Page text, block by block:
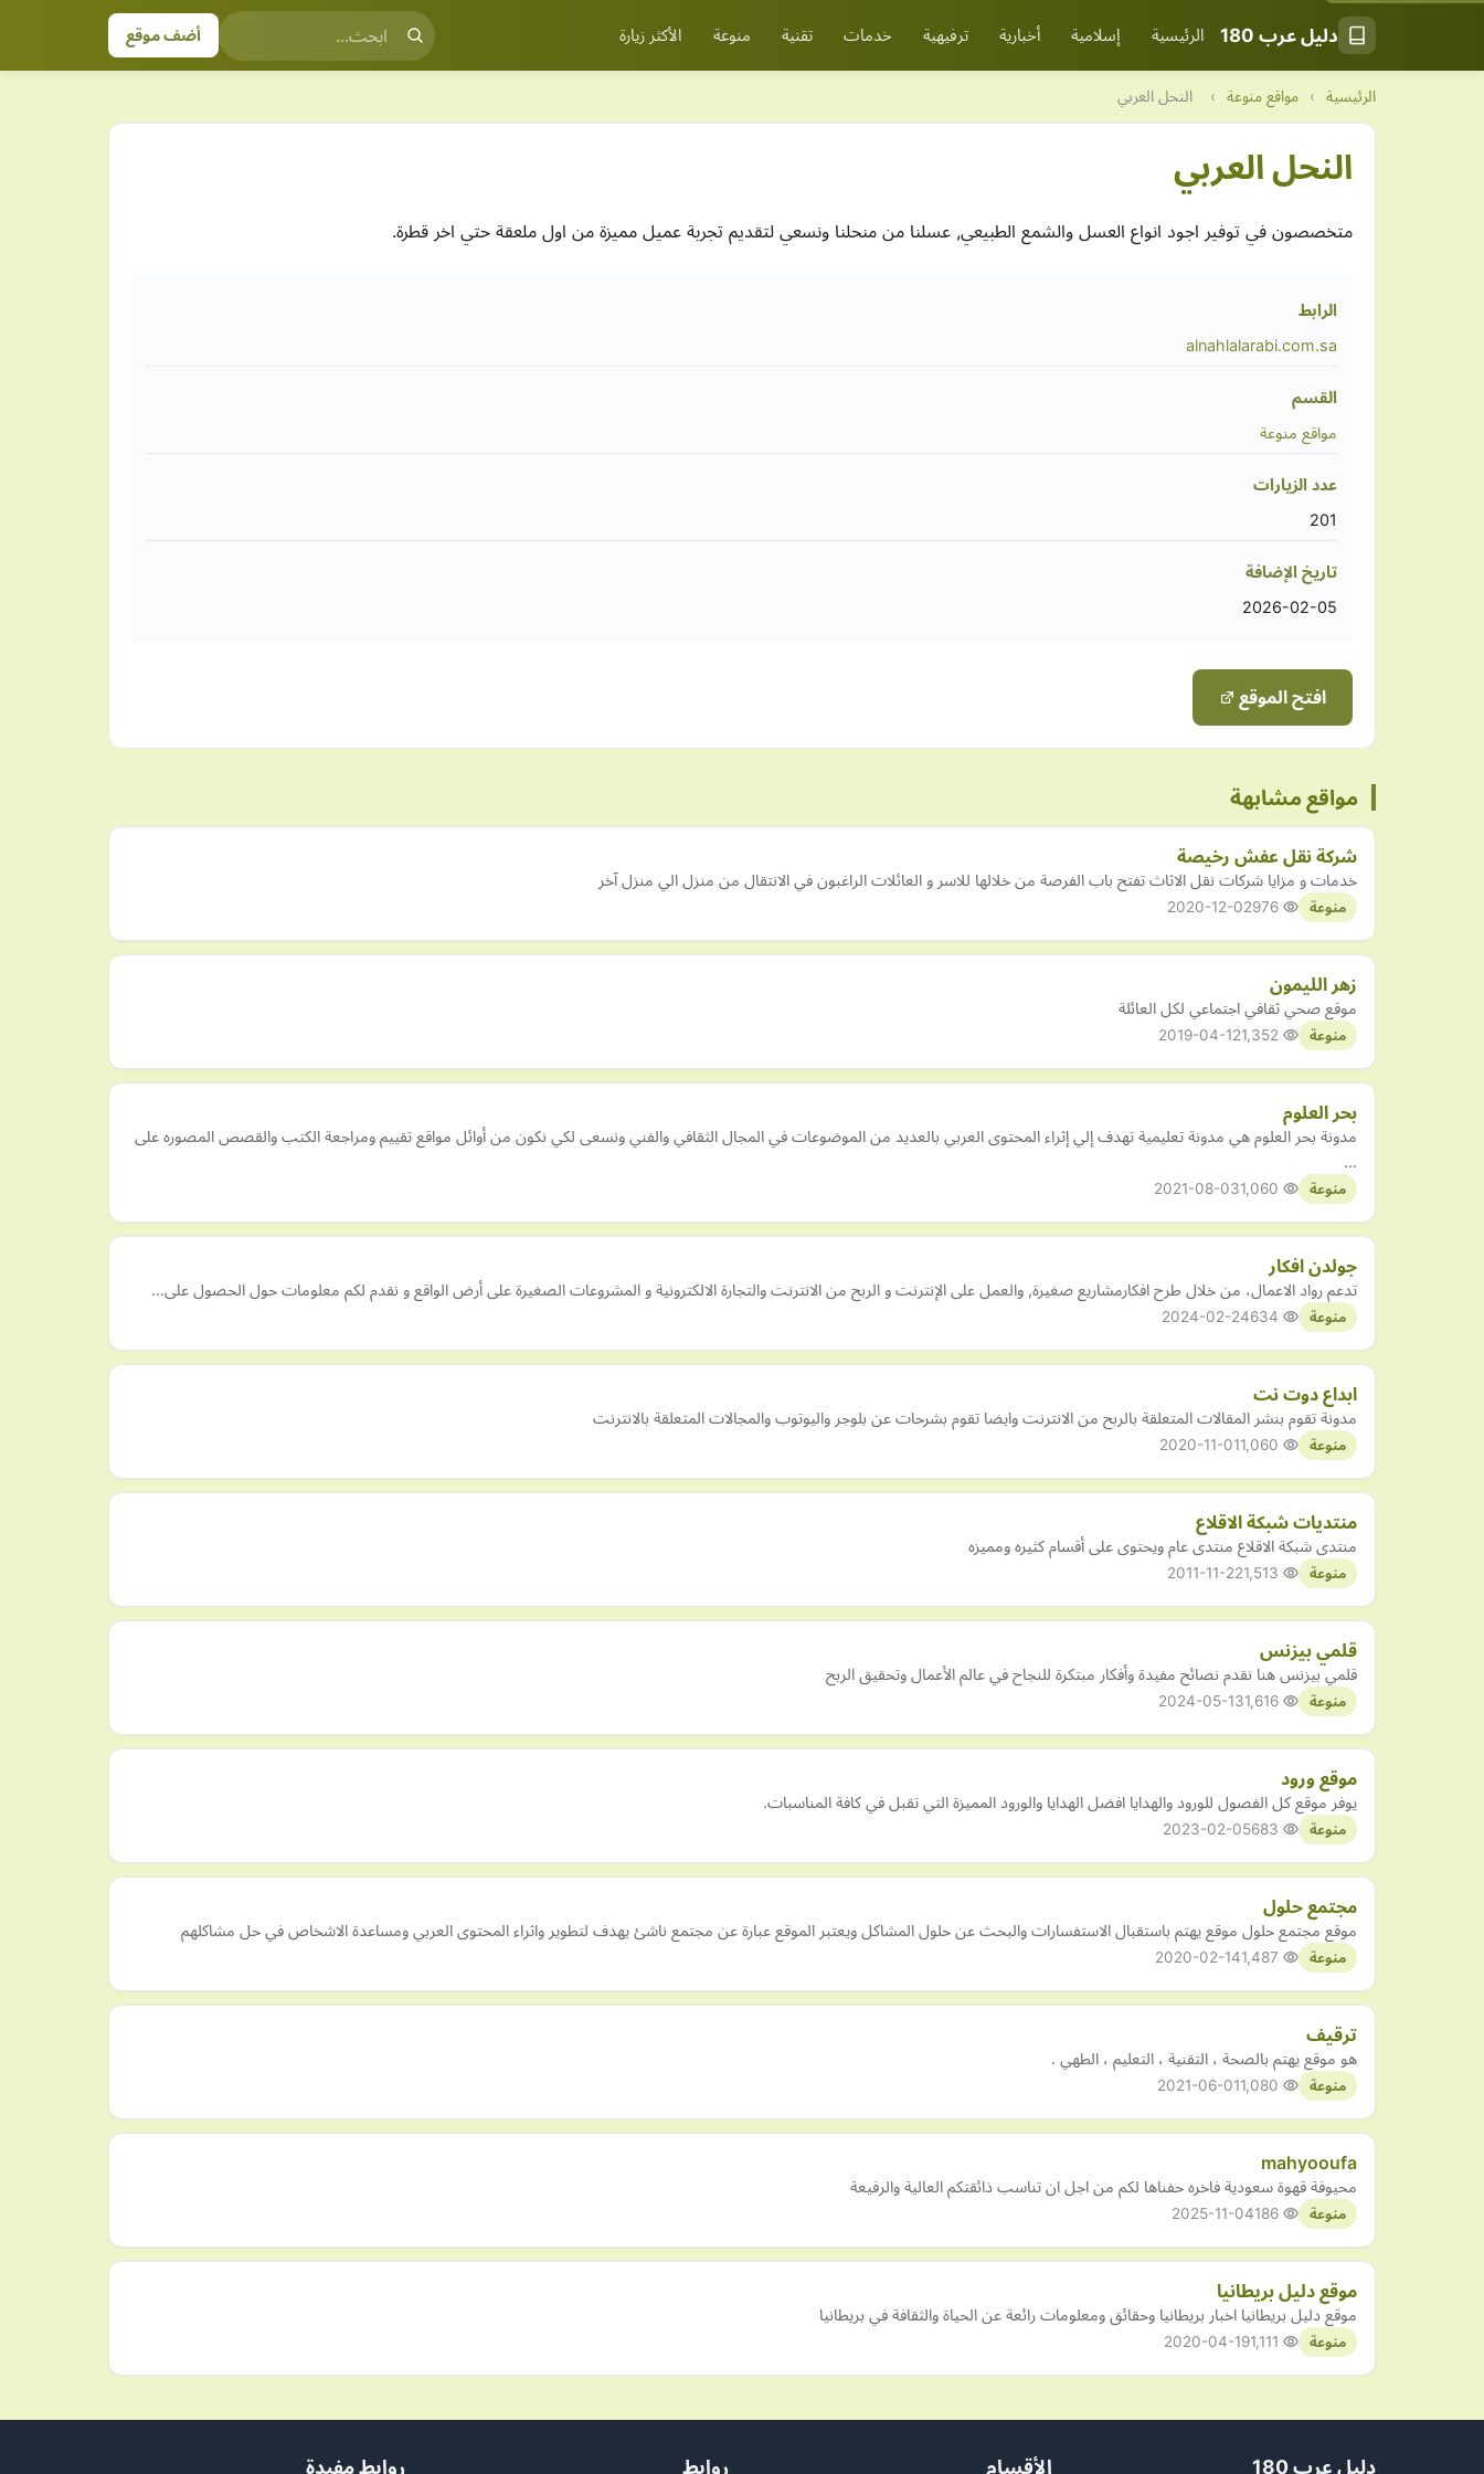
دليل عرب 180 الرئيسية إسلامية أخبارية ترفيهية خدمات تقنية منوعة الأكثر زيارة أضف موقع
الرئيسية › مواقع منوعة › النحل العربي
النحل العربي
متخصصون في توفير اجود انواع العسل والشمع الطبيعي, عسلنا من منحلنا ونسعي لتقديم تجربة عميل مميزة من اول ملعقة حتي اخر قطرة.
الرابط
alnahlalarabi.com.sa
القسم
مواقع منوعة
عدد الزيارات
201
تاريخ الإضافة
2026-02-05
افتح الموقع
مواقع مشابهة
شركة نقل عفش رخيصة
خدمات و مزايا شركات نقل الاثاث تفتح باب الفرصة من خلالها للاسر و العائلات الراغبون في الانتقال من منزل الي منزل آخر
منوعة 2020-12-02
زهر الليمون
موقع صحي ثقافي اجتماعي لكل العائلة
منوعة 2019-04-12
بحر العلوم
مدونة بحر العلوم هي مدونة تعليمية تهدف إلي إثراء المحتوى العربي بالعديد من الموضوعات في المجال الثقافي والفني ونسعى لكي نكون من أوائل مواقع تقييم ومراجعة الكتب والقصص المصوره على
…
منوعة 2021-08-03
جولدن افكار
تدعم رواد الاعمال، من خلال طرح افكارمشاريع صغيرة, والعمل على الإنترنت و الربح من الانترنت والتجارة الالكترونية و المشروعات الصغيرة على أرض الواقع و نقدم لكم معلومات حول الحصول على…
منوعة 2024-02-24
ابداع دوت نت
مدونة تقوم بنشر المقالات المتعلقة بالربح من الانترنت وايضا تقوم بشرحات عن بلوجر واليوتوب والمجالات المتعلقة بالانترنت
منوعة 2020-11-01
منتديات شبكة الاقلاع
منتدى شبكة الاقلاع منتدى عام ويحتوى على أقسام كثيره ومميزه
منوعة 2011-11-22
قلمي بيزنس
قلمي بيزنس هنا نقدم نصائح مفيدة وأفكار مبتكرة للنجاح في عالم الأعمال وتحقيق الربح
منوعة 2024-05-13
موقع ورود
يوفر موقع كل الفصول للورود والهدايا افضل الهدايا والورود المميزة التي تقبل في كافة المناسبات.
منوعة 2023-02-05
مجتمع حلول
موقع مجتمع حلول موقع يهتم باستقبال الاستفسارات والبحث عن حلول المشاكل ويعتبر الموقع عبارة عن مجتمع ناشئ يهدف لتطوير واثراء المحتوى العربي ومساعدة الاشخاص في حل مشاكلهم
منوعة 2020-02-14
ترقيف
هو موقع يهتم بالصحة ، التقنية ، التعليم ، الطهي .
منوعة 2021-06-01
mahyooufa
محيوفة قهوة سعودية فاخره حفناها لكم من اجل ان تناسب ذائقتكم العالية والرفيعة
منوعة 2025-11-04
موقع دليل بريطانيا
موقع دليل بريطانيا اخبار بريطانيا وحقائق ومعلومات رائعة عن الحياة والثقافة في بريطانيا
منوعة 2020-04-19
دليل عرب 180 الأقسام روابط روابط مفيدة